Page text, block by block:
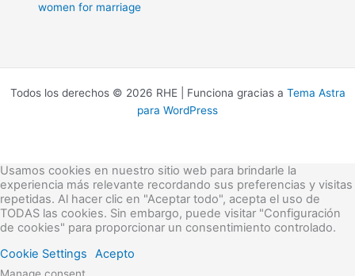
women for marriage
Todos los derechos © 2026 RHE | Funciona gracias a Tema Astra
para WordPress
Usamos cookies en nuestro sitio web para brindarle la
experiencia más relevante recordando sus preferencias y visitas
repetidas. Al hacer clic en "Aceptar todo", acepta el uso de
TODAS las cookies. Sin embargo, puede visitar "Configuración
de cookies" para proporcionar un consentimiento controlado.
Cookie Settings
Acepto